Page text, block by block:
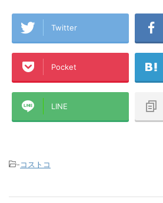
Twitter
Pocket
LINE
-コストコ